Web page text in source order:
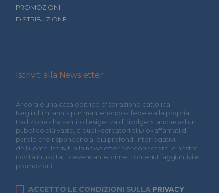
PROMOZIONI
DISTRIBUZIONE
Iscriviti alla Newsletter
Àncora è una casa editrice d'ispirazione cattolica.
Negli ultimi anni - pur mantenendosi fedele alla propria
tradizione - ha sentito l'esigenza di rivolgersi anche ad un
pubblico più vasto, a quei «cercatori di Dio» affamati di
parole che rispondano ai più profondi interrogativi
dell'uomo. Iscriviti alla newsletter per conoscere le nostre
novità in uscita, ricevere anteprime, contenuti aggiuntivi e
promozioni.
ACCETTO LE CONDIZIONI SULLA PRIVACY